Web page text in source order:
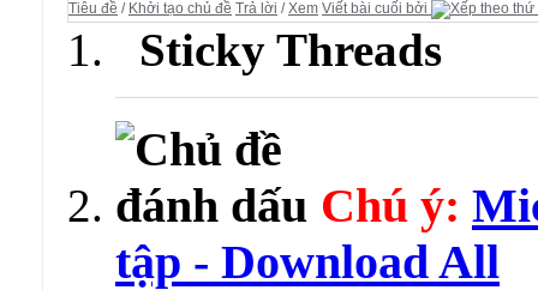
Tiêu đề / Khởi tạo chủ đề Trả lời /Xem Viết bài cuối bởi
Sticky Threads
Chú ý:
tập - Download All